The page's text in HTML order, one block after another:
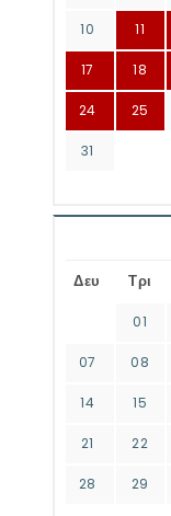
10 11
17 18
24 25
31
Δευ Τρι
01
07 08
14 15
21 22
28 29